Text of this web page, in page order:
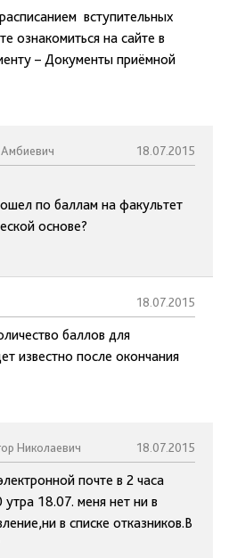
вступительных
ознакомиться на сайте в
– Документы приёмной
18.07.2015
по баллам на факультет
основе?
18.07.2015
баллов для
известно после окончания
Николаевич 18.07.2015
почте в 2 часа
18.07. меня нет ни в
в списке отказников.В